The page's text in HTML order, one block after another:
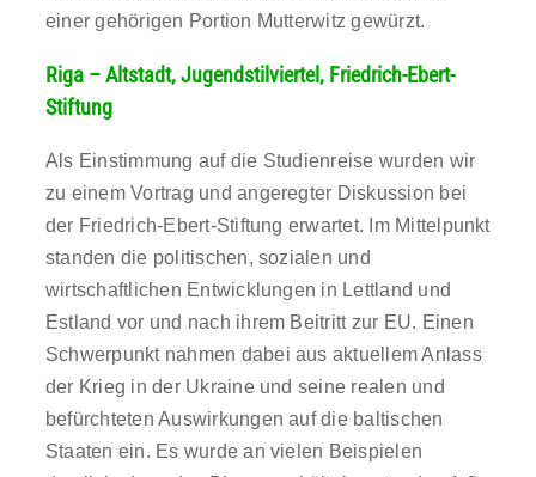
einer gehörigen Portion Mutterwitz gewürzt.
Riga – Altstadt, Jugendstilviertel, Friedrich-Ebert-
Stiftung
Als Einstimmung auf die Studienreise wurden wir
zu einem Vortrag und angeregter Diskussion bei
der Friedrich-Ebert-Stiftung erwartet. Im Mittelpunkt
standen die politischen, sozialen und
wirtschaftlichen Entwicklungen in Lettland und
Estland vor und nach ihrem Beitritt zur EU. Einen
Schwerpunkt nahmen dabei aus aktuellem Anlass
der Krieg in der Ukraine und seine realen und
befürchteten Auswirkungen auf die baltischen
Staaten ein. Es wurde an vielen Beispielen